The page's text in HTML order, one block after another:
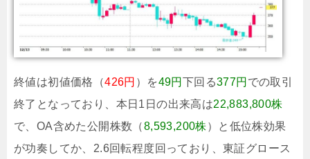
終値は初値価格（426円 ）を49円 下回る377円 での取引
終了となっており、本日1日の出来高は22,883,800株
で、OA含めた公開株数（8,593,200株）と低位株効果
が功奏してか、2.6回転程度回っており、東証グロース